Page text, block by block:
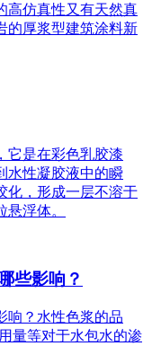
高仿真性又有天然真
的厚浆型建筑涂料新
它是在彩色乳胶漆
水性凝胶液中的瞬
化，形成一层不溶于
浮体。
些影响？
响？水性色浆的品
量等对于水包水的渗